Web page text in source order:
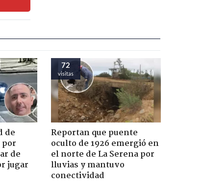
de
de
jugar
72
visitas
Reportan que puente
oculto de 1926 emergió en
el norte de La Serena por
lluvias y mantuvo
conectividad